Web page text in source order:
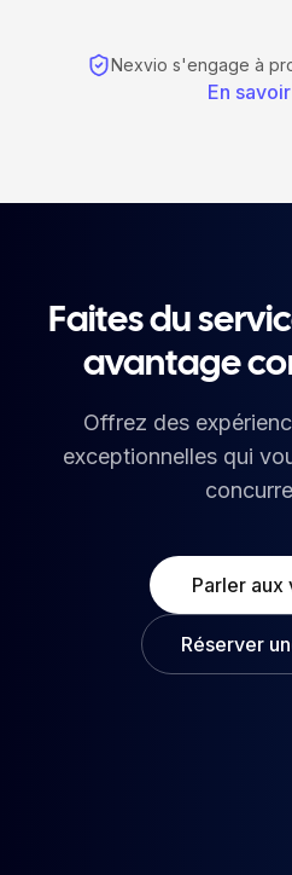
Nexvio s'engage à
En
Faites du
avantage
Offrez des
exceptionnelles qui
Parler aux
Réserver